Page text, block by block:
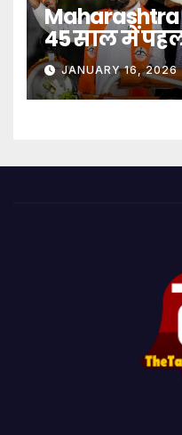
Maharashtra
45 साल में
बादशाहत
JANUARY 16, 2026